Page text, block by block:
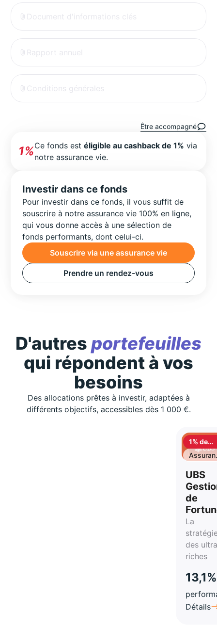
Document d'informations clés
Rapport annuel
Conditions générales
Être accompagné
1%Ce fonds estéligible au cashback de 1% via
notre assurance vie.
Investir dans ce fonds
Pour investir dans ce fonds, il vous suffit de
souscrire à notre assurance vie 100% en ligne,
qui vous donne accès à une sélection de
fonds performants, dont celui-ci.
Souscrire via une assurance vie
Prendre un rendez-vous
D'autres portefeuilles
qui répondent à vos
besoins
Des allocations prêtes à investir, adaptées à
différents objectifs, accessibles dès 1 000 €.
1% de
UBS
de
La
des
riches
13,1%
Détails